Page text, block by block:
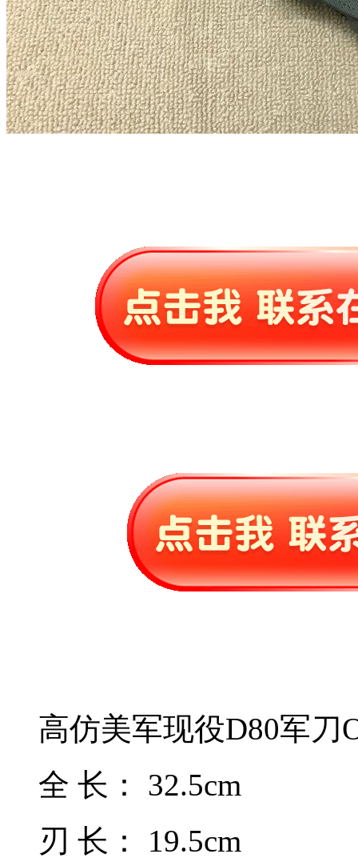
高仿美军现役D80军刀
全 长： 32.5cm
刃 长： 19.5cm